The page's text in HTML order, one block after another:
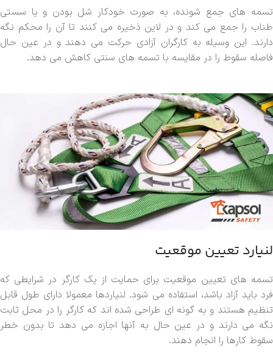
تسمه های جمع شونده، به صورت خودکار شل بودن و یا سستی
طناب را جمع می کند و در لاین ذخیره می کنند تا آن را محکم نگه
دارند. این وسیله به کارگران آزادی حرکت می دهند و در عین حال
فاصله سقوط را در مقایسه با تسمه های سنتی کاهش می دهد.
لنیارد تعیین موقعیت
تسمه های تعیین موقعیت برای حمایت از یک کارگر در شرایطی که
فرد باید آزاد باشد، استفاده می شود. لنیاردها معمولا دارای طول قابل
تنظیم هستند و به گونه ای طراحی شده اند که کارگر را در محل ثابت
نگه می دارند و در عین حال به آنها اجازه می دهد تا بدون خطر
سقوط کارها را انجام دهند.